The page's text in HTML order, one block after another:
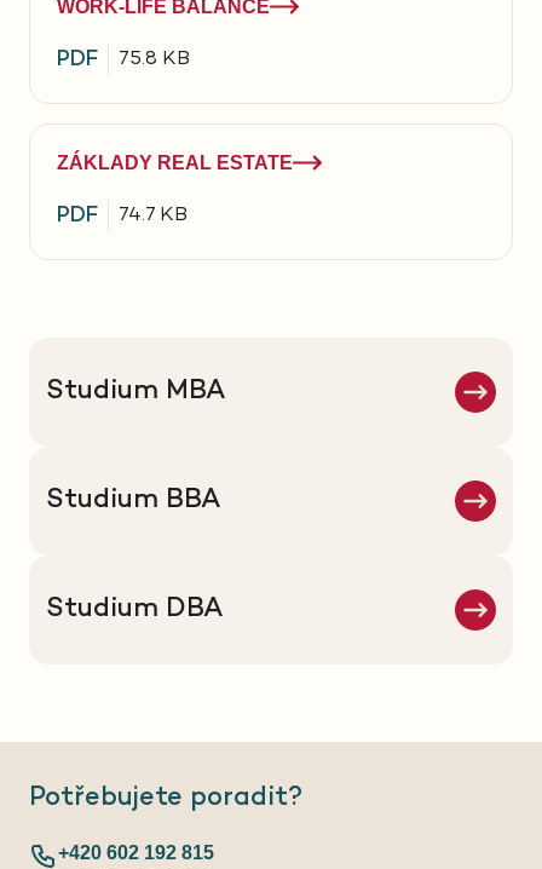
WORK-LIFE BALANCE
PDF 75.8 KB
ZÁKLADY REAL ESTATE
PDF 74.7 KB
Studium MBA
Studium BBA
Studium DBA
Potřebujete poradit?
+420 602 192 815